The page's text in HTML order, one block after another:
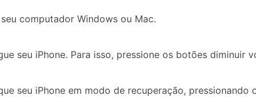
computador Windows ou Mac.
seu iPhone. Para isso, pressione os botões
seu iPhone em modo de recuperação,